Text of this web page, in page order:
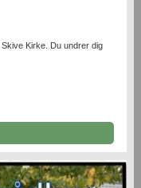
Kirke. Du undrer dig